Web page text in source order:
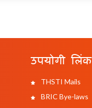
उपयोगी लिंक
THSTI Mails
BRIC Bye-laws